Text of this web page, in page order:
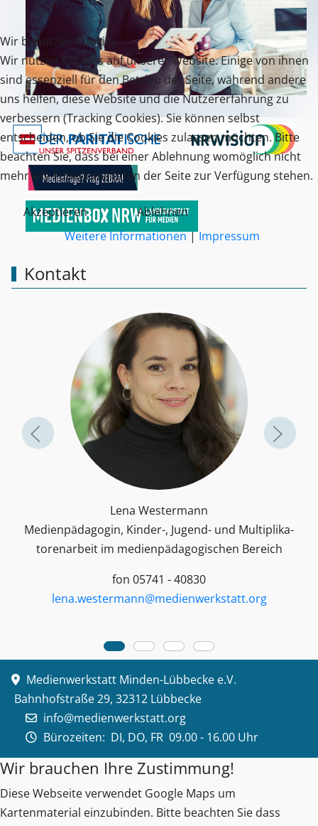
Kontakt
Lena Westermann
Medienpädagogin, Kinder-, Jugend- und Multiplika­
toren­arbeit im medienpädagogischen Bereich
fon 05741 - 40830
lena.westermann@medienwerkstatt.org
Medienwerkstatt Minden-Lübbecke e.V.
Bahnhofstraße 29, 32312 Lübbecke
info@medienwerkstatt.org
Bürozeiten: DI, DO, FR 09.00 - 16.00 Uhr
Wir brauchen Ihre Zustimmung!
Diese Webseite verwendet Google Maps um
Kartenmaterial einzubinden. Bitte beachten Sie dass
Wir benutzen Cookies
Wir nutzen Cookies auf unserer Website. Einige von ihnen
sind essenziell für den Betrieb der Seite, während andere
uns helfen, diese Website und die Nutzererfahrung zu
verbessern (Tracking Cookies). Sie können selbst
entscheiden, ob Sie die Cookies zulassen möchten. Bitte
beachten Sie, dass bei einer Ablehnung womöglich nicht
mehr alle Funktionalitäten der Seite zur Verfügung stehen.
Akzeptieren
Ablehnen
Weitere Informationen|Impressum